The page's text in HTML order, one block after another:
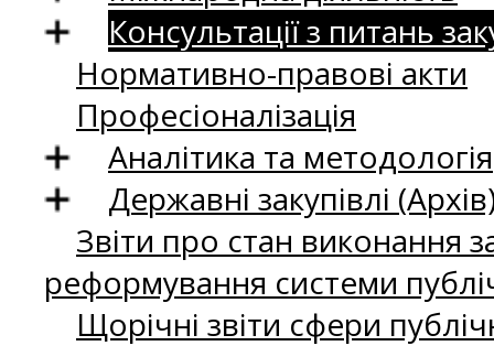
Консультації з питань
Нормативно-правові акти
Професіоналізація
Аналітика та методологія
Державні закупівлі
Звіти про стан виконання
реформування системи
Щорічні звіти сфери